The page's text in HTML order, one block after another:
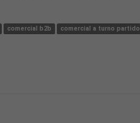
comercial b2b comercial a turno partido